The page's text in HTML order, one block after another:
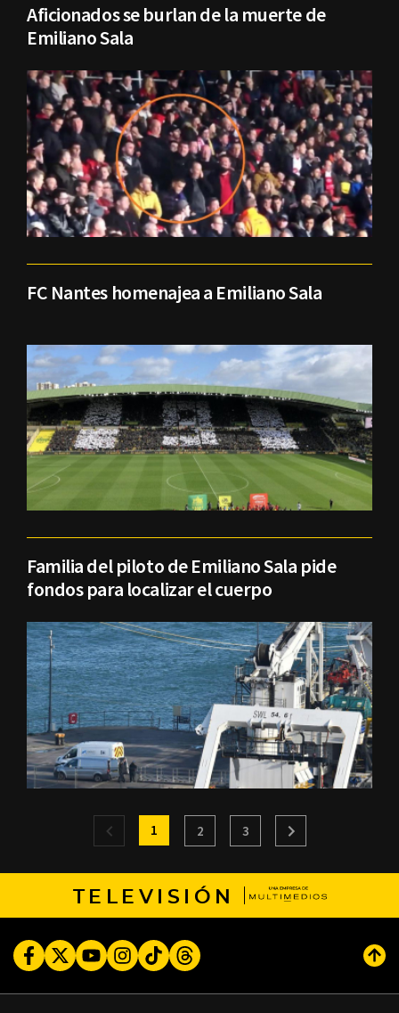
Aficionados se burlan de la muerte de
Emiliano Sala
FC Nantes homenajea a Emiliano Sala
Familia del piloto de Emiliano Sala pide
fondos para localizar el cuerpo
1 2 3
TELEVISIÓN
FacebookTwitterYoutubeInstagram
TikTokThreads